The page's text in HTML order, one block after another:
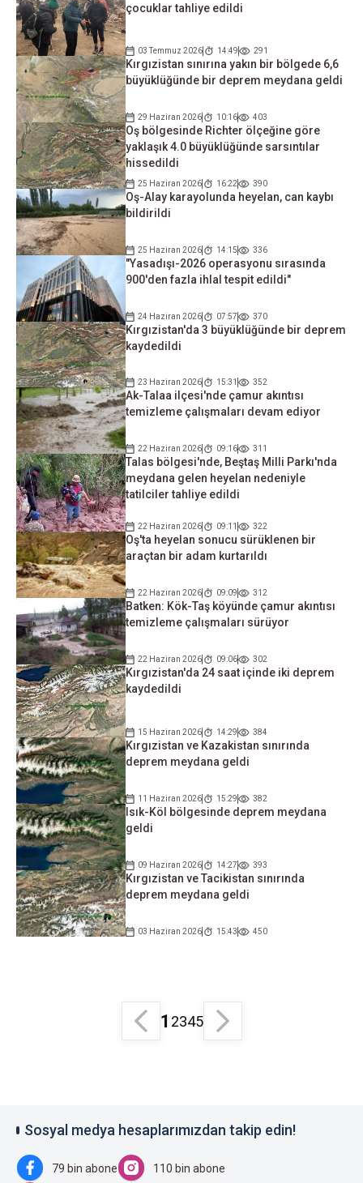
çocuklar tahliye edildi
03 Temmuz 2026 14:49 291
Kırgızistan sınırına yakın bir bölgede 6,6
büyüklüğünde bir deprem meydana geldi
29 Haziran 2026 10:16 403
Oş bölgesinde Richter ölçeğine göre
yaklaşık 4.0 büyüklüğünde sarsıntılar
hissedildi
25 Haziran 2026 16:22 390
Oş-Alay karayolunda heyelan, can kaybı
bildirildi
25 Haziran 2026 14:15 336
"Yasadışı-2026 operasyonu sırasında
900'den fazla ihlal tespit edildi"
24 Haziran 2026 07:57 370
Kırgızistan'da 3 büyüklüğünde bir deprem
kaydedildi
23 Haziran 2026 15:31 352
Ak-Talaa ilçesi'nde çamur akıntısı
temizleme çalışmaları devam ediyor
22 Haziran 2026 09:16 311
Talas bölgesi'nde, Beştaş Milli Parkı'nda
meydana gelen heyelan nedeniyle
tatilciler tahliye edildi
22 Haziran 2026 09:11 322
Oş'ta heyelan sonucu sürüklenen bir
araçtan bir adam kurtarıldı
22 Haziran 2026 09:09 312
Batken: Kök-Taş köyünde çamur akıntısı
temizleme çalışmaları sürüyor
22 Haziran 2026 09:06 302
Kırgızistan'da 24 saat içinde iki deprem
kaydedildi
15 Haziran 2026 14:29 384
Kırgızistan ve Kazakistan sınırında
deprem meydana geldi
11 Haziran 2026 15:29 382
Isık-Köl bölgesinde deprem meydana
geldi
09 Haziran 2026 14:27 393
Kırgızistan ve Tacikistan sınırında
deprem meydana geldi
03 Haziran 2026 15:43 450
1 2345
Sosyal medya hesaplarımızdan takip edin!
79 bin abone 110 bin abone